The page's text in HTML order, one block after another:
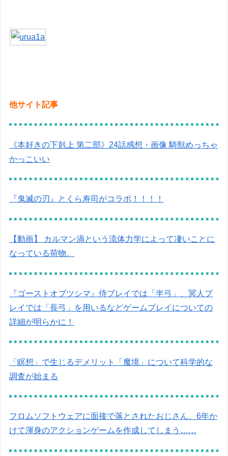
他サイト記事
《本好きの下剋上 第二部》24話感想・画像 騎獣めっちゃ
かっこいい
『鬼滅の刃』とくら寿司がコラボ！！！！
【動画】 カルマン渦という流体力学によって凄いことに
なっている荷物。
『ゴーストオブツシマ』侍プレイでは「半弓」、冥人プ
レイでは「長弓」を用いるなどゲームプレイについての
詳細が明らかに！
「瞑想」で生じるデメリット「魔境」について科学的な
調査が始まる
フロムソフトウェアに面接で落とされたおじさん、6年か
けて渾身のアクションゲームを作成してしまう……